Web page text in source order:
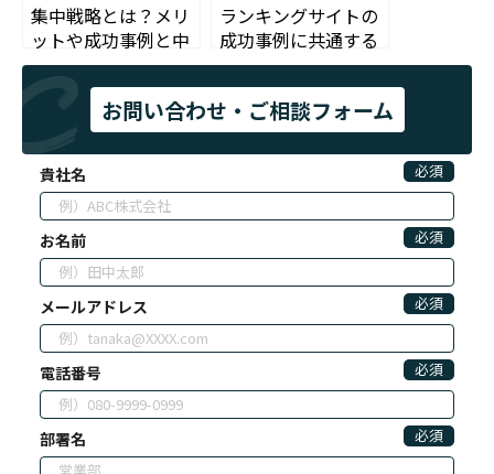
集中戦略とは？メリ
ットや成功事例と中
小企業の戦い方を解
ランキングサイトの
成功事例に共通する
法則｜成果を出す企
業が実践する4つの
アクション
お問い合わせ・ご相談フォーム
貴社名 必須
お名前 必須
メールアドレス 必須
電話番号 必須
部署名 必須